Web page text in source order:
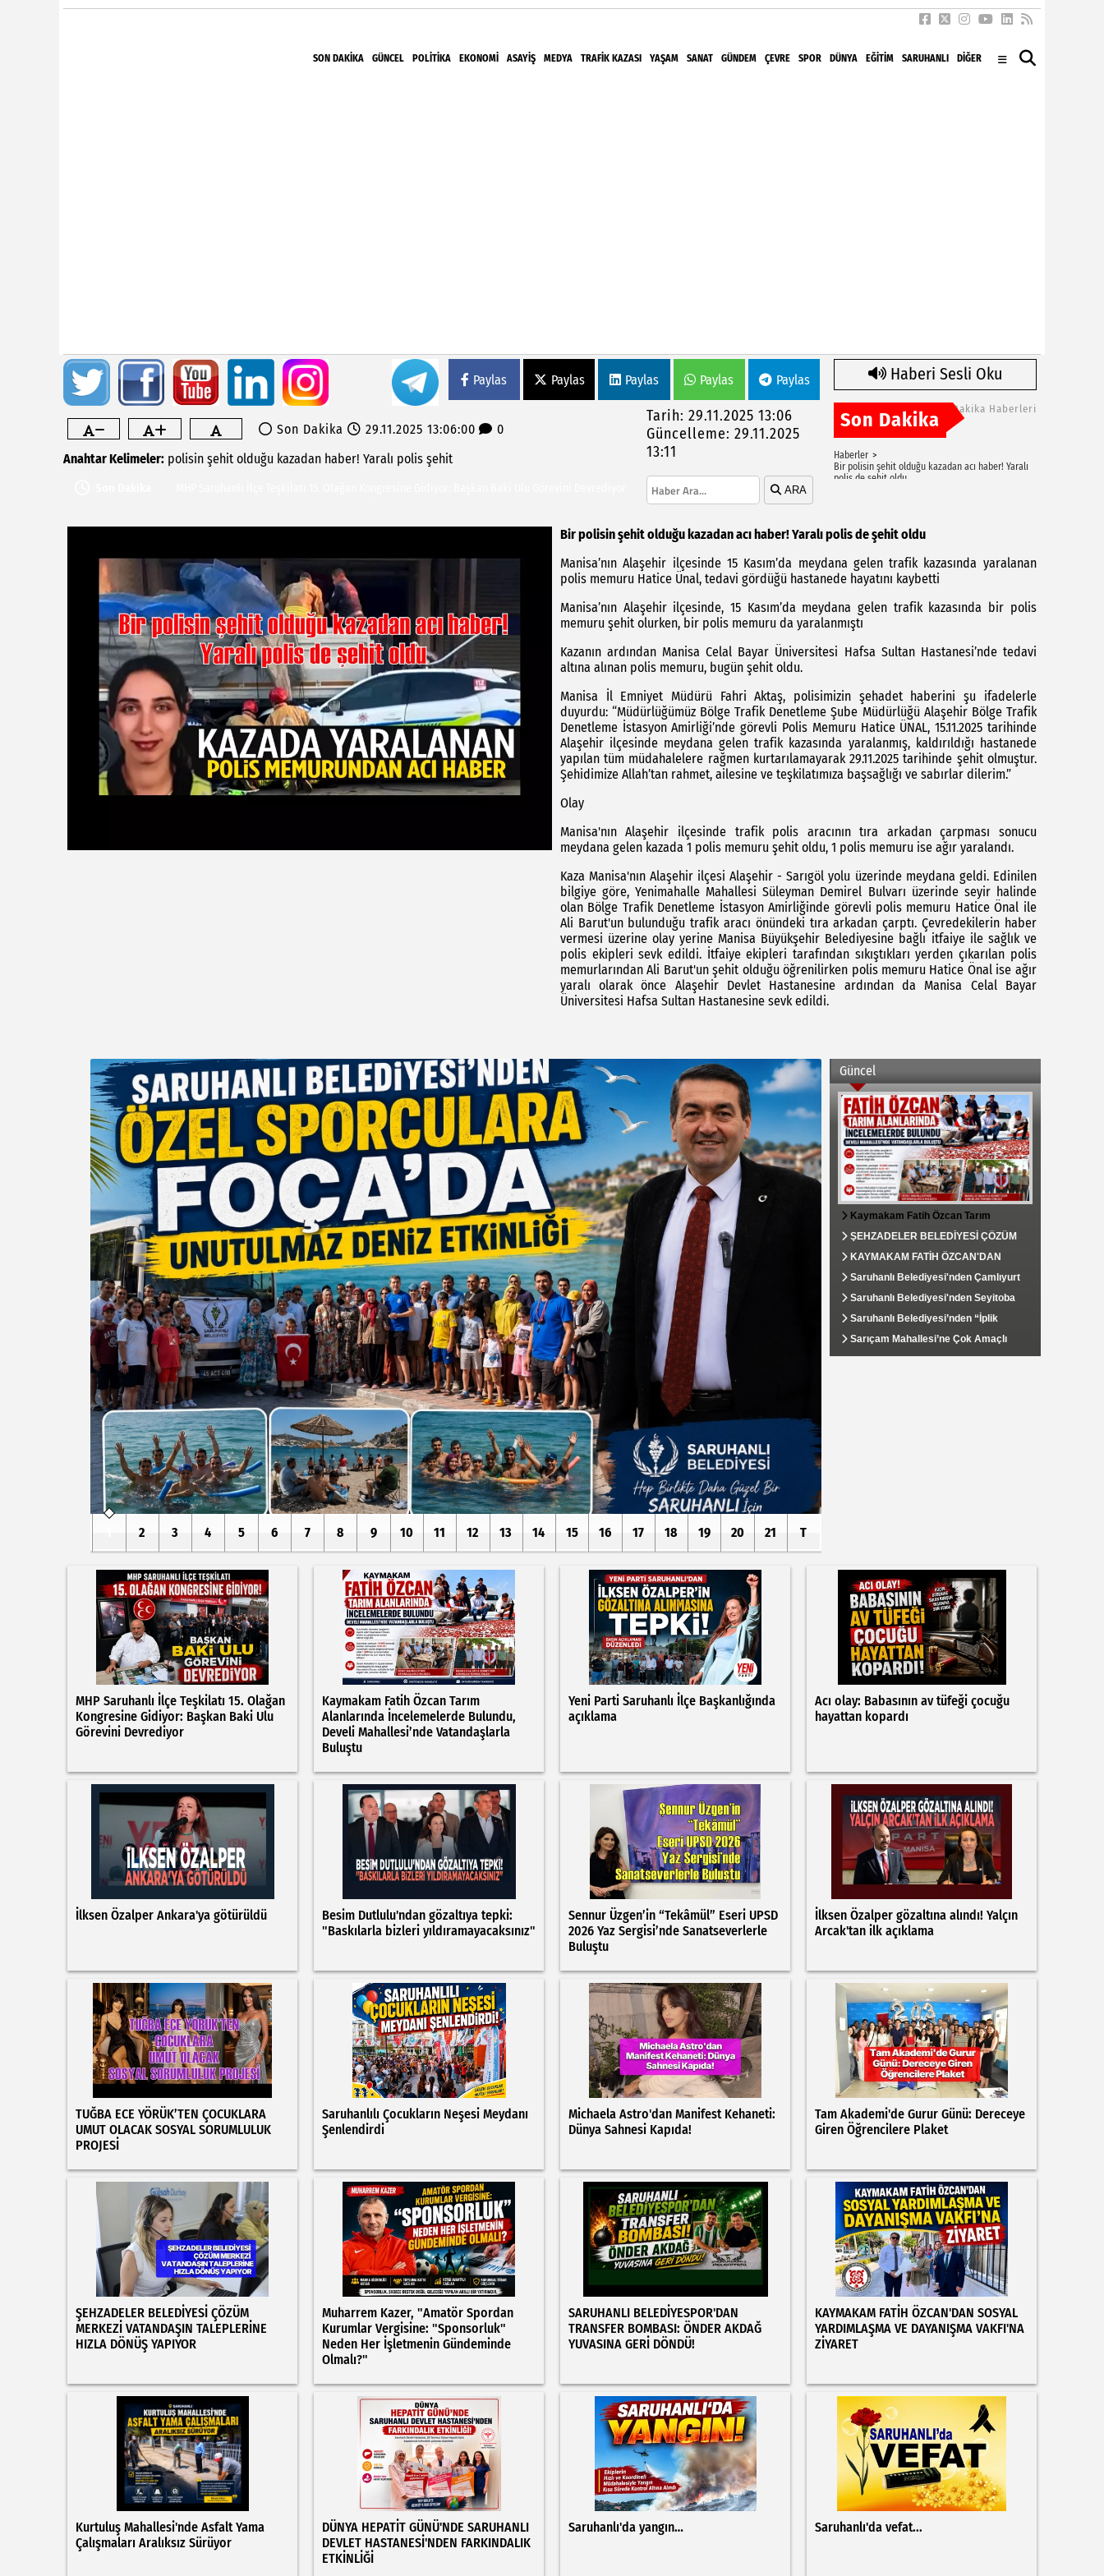
SON DAKIKA GÜNCEL POLITIKA EKONOMI ASAYIŞ MEDYA TRAFIK KAZASI YAŞAM SANAT GÜNDEM ÇEVRE SPOR DÜNYA EĞITIM SARUHANLI DİĞER
Anahtar Kelimeler: polisin şehit olduğu kazadan haber! Yaralı polis şehit
Saruhanlı Belediyesi'nden Özel Sporculara Foça'da Unutulmaz Deniz Etkinliği
Yeni Parti Saruhanlı İlçe Başkanlığında açıklama
Bir polisin şehit olduğu kazadan acı haber! Yaralı polis de şehit oldu
Manisa’nın Alaşehir ilçesinde 15 Kasım’da meydana gelen trafik kazasında yaralanan
polis memuru Hatice Ünal, tedavi gördüğü hastanede hayatını kaybetti
Manisa’nın Alaşehir ilçesinde, 15 Kasım’da meydana gelen trafik kazasında bir polis
memuru şehit olurken, bir polis memuru da yaralanmıştı
Kazanın ardından Manisa Celal Bayar Üniversitesi Hafsa Sultan Hastanesi’nde tedavi
altına alınan polis memuru, bugün şehit oldu.
Manisa İl Emniyet Müdürü Fahri Aktaş, polisimizin şehadet haberini şu ifadelerle
duyurdu: “Müdürlüğümüz Bölge Trafik Denetleme Şube Müdürlüğü Alaşehir Bölge Trafik
Denetleme İstasyon Amirliği’nde görevli Polis Memuru Hatice ÜNAL, 15.11.2025 tarihinde
Alaşehir ilçesinde meydana gelen trafik kazasında yaralanmış, kaldırıldığı hastanede
yapılan tüm müdahalelere rağmen kurtarılamayarak 29.11.2025 tarihinde şehit olmuştur.
Şehidimize Allah’tan rahmet, ailesine ve teşkilatımıza başsağlığı ve sabırlar dilerim.”
Olay
Manisa'nın Alaşehir ilçesinde trafik polis aracının tıra arkadan çarpması sonucu
meydana gelen kazada 1 polis memuru şehit oldu, 1 polis memuru ise ağır yaralandı.
Kaza Manisa'nın Alaşehir ilçesi Alaşehir - Sarıgöl yolu üzerinde meydana geldi. Edinilen
bilgiye göre, Yenimahalle Mahallesi Süleyman Demirel Bulvarı üzerinde seyir halinde
olan Bölge Trafik Denetleme İstasyon Amirliğinde görevli polis memuru Hatice Önal ile
Ali Barut'un bulunduğu trafik aracı önündeki tıra arkadan çarptı. Çevredekilerin haber
vermesi üzerine olay yerine Manisa Büyükşehir Belediyesine bağlı itfaiye ile sağlık ve
polis ekipleri sevk edildi. İtfaiye ekipleri tarafından sıkıştıkları yerden çıkarılan polis
memurlarından Ali Barut'un şehit olduğu öğrenilirken polis memuru Hatice Önal ise ağır
yaralı olarak önce Alaşehir Devlet Hastanesine ardından da Manisa Celal Bayar
Üniversitesi Hafsa Sultan Hastanesine sevk edildi.
MHP Saruhanlı İlçe Teşkilatı 15. Olağan
Kongresine Gidiyor: Başkan Baki Ulu
Görevini Devrediyor
Kaymakam Fatih Özcan Tarım
Alanlarında İncelemelerde Bulundu,
Develi Mahallesi’nde Vatandaşlarla
Buluştu
Yeni Parti Saruhanlı İlçe Başkanlığında
açıklama
Acı olay: Babasının av tüfeği çocuğu
hayattan kopardı
İlksen Özalper Ankara'ya götürüldü
Besim Dutlulu'ndan gözaltıya tepki:
"Baskılarla bizleri yıldıramayacaksınız"
Sennur Üzgen’in “Tekâmül” Eseri UPSD
2026 Yaz Sergisi’nde Sanatseverlerle
Buluştu
İlksen Özalper gözaltına alındı! Yalçın
Arcak'tan ilk açıklama
TUĞBA ECE YÖRÜK’TEN ÇOCUKLARA
UMUT OLACAK SOSYAL SORUMLULUK
PROJESİ
Saruhanlılı Çocukların Neşesi Meydanı
Şenlendirdi
Michaela Astro'dan Manifest Kehaneti:
Dünya Sahnesi Kapıda!
Tam Akademi'de Gurur Günü: Dereceye
Giren Öğrencilere Plaket
ŞEHZADELER BELEDİYESİ ÇÖZÜM
MERKEZİ VATANDAŞIN TALEPLERİNE
HIZLA DÖNÜŞ YAPIYOR
Muharrem Kazer, "Amatör Spordan
Kurumlar Vergisine: "Sponsorluk"
Neden Her İşletmenin Gündeminde
Olmalı?"
SARUHANLI BELEDİYESPOR'DAN
TRANSFER BOMBASI: ÖNDER AKDAĞ
YUVASINA GERİ DÖNDÜ!
KAYMAKAM FATİH ÖZCAN'DAN SOSYAL
YARDIMLAŞMA VE DAYANIŞMA VAKFI'NA
ZİYARET
Kurtuluş Mahallesi'nde Asfalt Yama
Çalışmaları Aralıksız Sürüyor
DÜNYA HEPATİT GÜNÜ'NDE SARUHANLI
DEVLET HASTANESİ'NDEN FARKINDALIK
ETKİNLİĞİ
Saruhanlı'da yangın… Saruhanlı'da vefat...
2 3 4 5 6 7 8 9 10 11 12 13 14 15 16 17 18 19 20 21 T
Son Dakika 29.11.2025 13:06:00 0
Paylas Paylas Paylas Paylas Paylas
Tarih: 29.11.2025 13:06
Güncelleme: 29.11.2025
13:11
ARA
Haberi Sesli Oku
Son DakikaSon Dakika Haberleri
Haberler
Bir polisin şehit olduğu kazadan acı haber! Yaralı
polis de şehit oldu
Güncel
Kaymakam Fatih Özcan Tarım
Alanlarında İncelemelerde Bulundu,
Develi Mahallesi’nde Vatandaşlarla
ŞEHZADELER BELEDİYESİ ÇÖZÜM
MERKEZİ VATANDAŞIN TALEPLERİNE
KAYMAKAM FATİH ÖZCAN'DAN
SOSYAL YARDIMLAŞMA VE
Saruhanlı Belediyesi'nden Çamlıyurt
Mahallesi'ne Kapsamlı Çevre
Saruhanlı Belediyesi'nden Seyitoba
Mahallesi'ne Tarımsal Su Desteği
Saruhanlı Belediyesi’nden “İplik
Yolu”nda Yoğun Mesai: Sıcak Asfalt
Sarıçam Mahallesi’ne Çok Amaçlı
Hizmet Binası Kazandırıldı